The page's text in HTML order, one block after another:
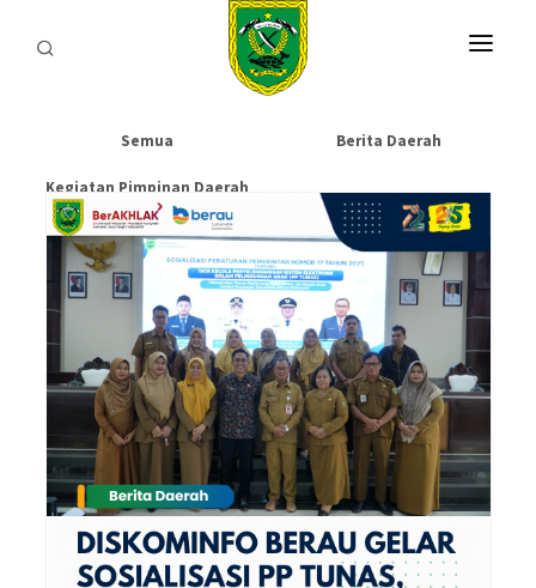
PROFIL
INFORMASI
LAYANAN
SARANA & PRASARANA
IPKD
DATA TERBUKA
BERITA
Semua Berita Daerah
Kegiatan Pimpinan Daerah